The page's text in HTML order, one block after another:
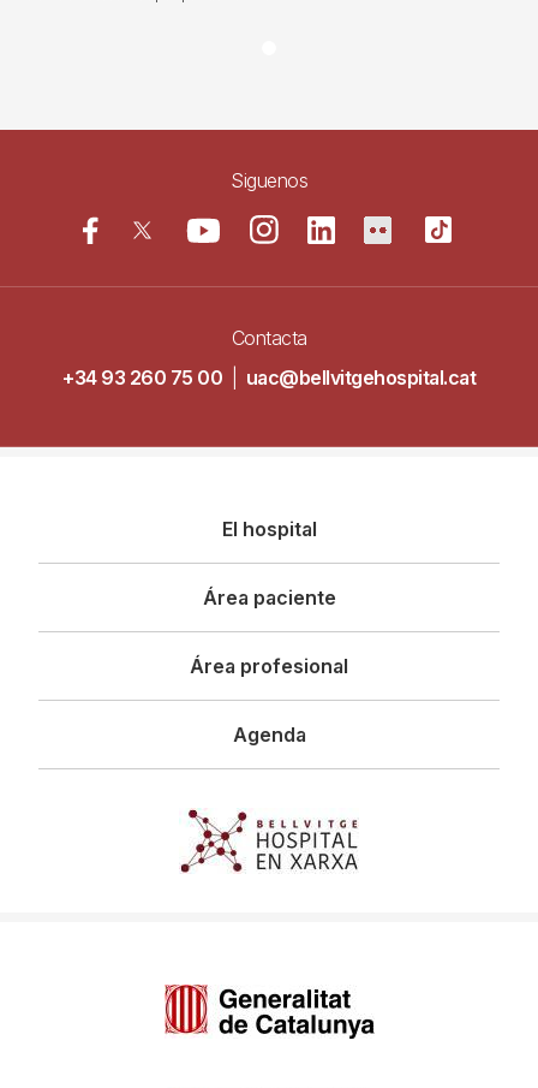
Siguenos
Contacta
+34 93 260 75 00
uac@bellvitgehospital.cat
principal
El hospital
Área paciente
Área profesional
Agenda